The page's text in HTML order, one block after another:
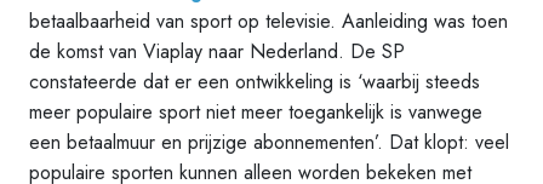
betaalbaarheid van sport op televisie. Aanleiding was toen
de komst van Viaplay naar Nederland. De SP
constateerde dat er een ontwikkeling is ‘waarbij steeds
meer populaire sport niet meer toegankelijk is vanwege
een betaalmuur en prijzige abonnementen’. Dat klopt: veel
populaire sporten kunnen alleen worden bekeken met